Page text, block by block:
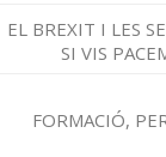
EL BREXIT I LES
SI VIS
FORMACIÓ,